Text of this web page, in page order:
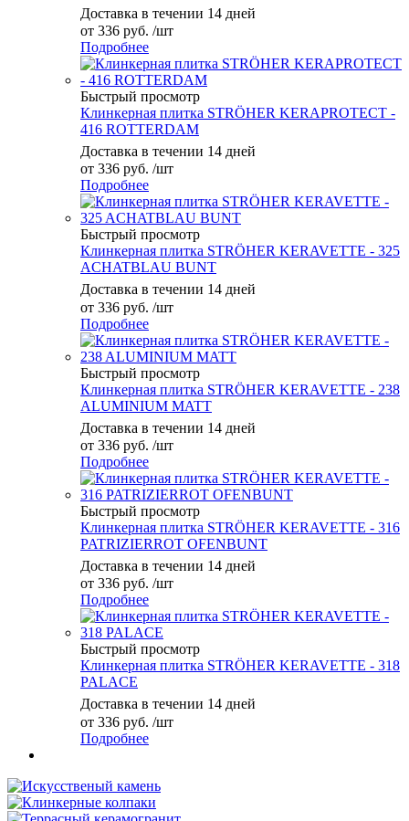
Доставка в течении 14 дней
от 336 руб. /шт
Подробнее
Быстрый просмотр
Клинкерная плитка STRÖHER KERAPROTECT -
416 ROTTERDAM
Доставка в течении 14 дней
от 336 руб. /шт
Подробнее
Быстрый просмотр
Клинкерная плитка STRÖHER KERAVETTE - 325
ACHATBLAU BUNT
Доставка в течении 14 дней
от 336 руб. /шт
Подробнее
Быстрый просмотр
Клинкерная плитка STRÖHER KERAVETTE - 238
ALUMINIUM MATT
Доставка в течении 14 дней
от 336 руб. /шт
Подробнее
Быстрый просмотр
Клинкерная плитка STRÖHER KERAVETTE - 316
PATRIZIERROT OFENBUNT
Доставка в течении 14 дней
от 336 руб. /шт
Подробнее
Быстрый просмотр
Клинкерная плитка STRÖHER KERAVETTE - 318
PALACE
Доставка в течении 14 дней
от 336 руб. /шт
Подробнее